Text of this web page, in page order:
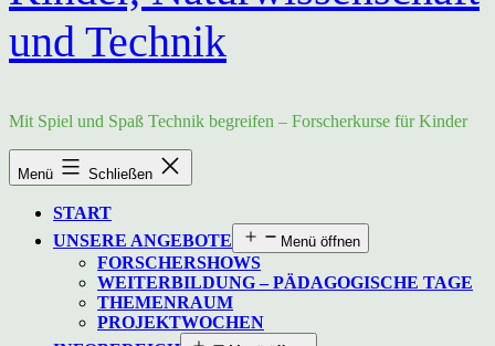
und Technik
Mit Spiel und Spaß Technik begreifen – Forscherkurse für Kinder
Menü Schließen
START
UNSERE ANGEBOTE
Menü öffnen
FORSCHERSHOWS
WEITERBILDUNG – PÄDAGOGISCHE TAGE
THEMENRAUM
PROJEKTWOCHEN